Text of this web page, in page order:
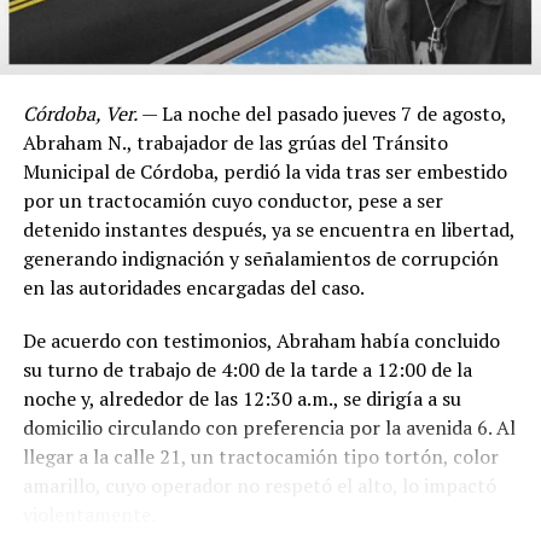
Córdoba, Ver.— La noche del pasado jueves 7 de agosto,
Abraham N., trabajador de las grúas del Tránsito
Municipal de Córdoba, perdió la vida tras ser embestido
por un tractocamión cuyo conductor, pese a ser
detenido instantes después, ya se encuentra en libertad,
generando indignación y señalamientos de corrupción
en las autoridades encargadas del caso.
De acuerdo con testimonios, Abraham había concluido
su turno de trabajo de 4:00 de la tarde a 12:00 de la
noche y, alrededor de las 12:30 a.m., se dirigía a su
domicilio circulando con preferencia por la avenida 6. Al
llegar a la calle 21, un tractocamión tipo tortón, color
amarillo, cuyo operador no respetó el alto, lo impactó